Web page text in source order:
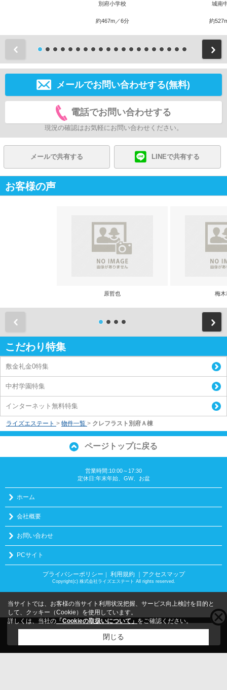
別府小学校
約467m／6分
城南
約
メールでお問い合わせする(無料)
電話でお問い合わせする
現況の確認はお気軽にお問い合わせください。
メールで共有する LINEで共有する
お客様の声
原哲也 梅木
こだわり特集
敷金礼金0特集
中村学園特集
インターネット無料特集
ライズエステート > 物件一覧 > クレフラスト別府Ａ棟
ページトップに戻る
営業時間:10:00～17:30
定休日:年末年始、GW、お盆
ホーム
会社概要
お問い合わせ
PCサイト
プライバシーポリシー 利用規約 ｜アクセスマップ
Copyright(c) 株式会社ライズエステート All rights reserved.
こちらの物件をご覧の方にお勧めな物件
当サイトでは、お客様の当サイト利用状況把握、サービス向上検討を目的と
して、クッキー（Cookie）を使用しています。
詳しくは、当社の 「Cookieの取扱いについて」 をご確認ください。
閉じる